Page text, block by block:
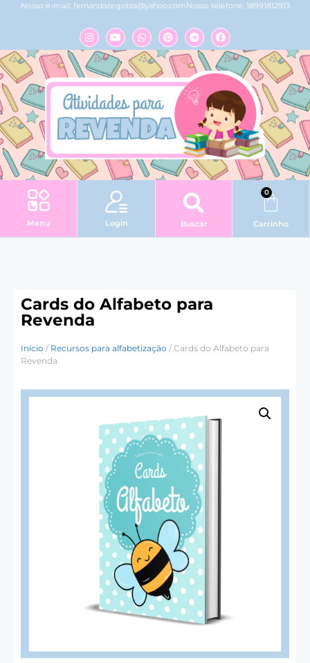
Nosso e-mail: fernandazegobia@yahoo.comNosso telefone: 18991812913
Menu Login Buscar
0
Carrinho
Cards do Alfabeto para
Revenda
Início / Recursos para alfabetização / Cards do Alfabeto para
Revenda